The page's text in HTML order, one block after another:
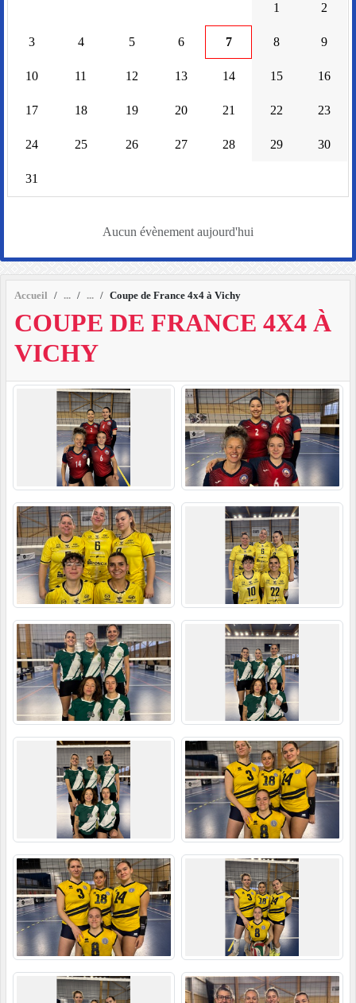
Accueil Coupe de France 4x4 à Vichy
COUPE DE FRANCE 4X4 À
VICHY
1 2
3 4 5 6 7 8 9
10 11 12 13 14 15 16
17 18 19 20 21 22 23
24 25 26 27 28 29 30
31
Aucun évènement aujourd'hui